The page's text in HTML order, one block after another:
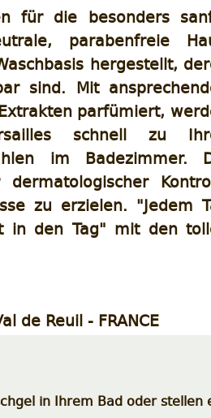
für die besonders
parabenfreie
hergestellt,
sind. Mit
parfümiert,
schnell zu
im Badezimmer.
zu erzielen. "Jedem
in den Tag" mit den
de Reuil - FRANCE
in Ihrem Bad oder stellen